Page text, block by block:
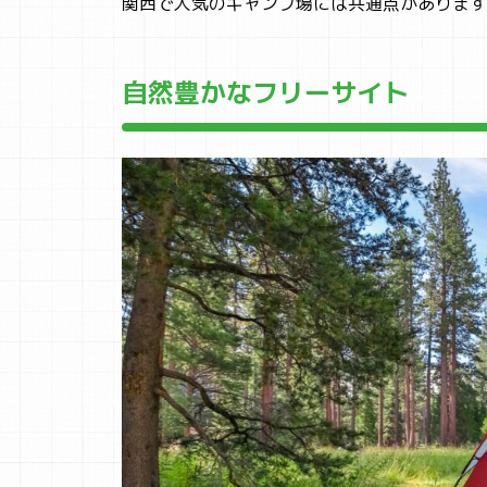
自然豊かなフリーサイト